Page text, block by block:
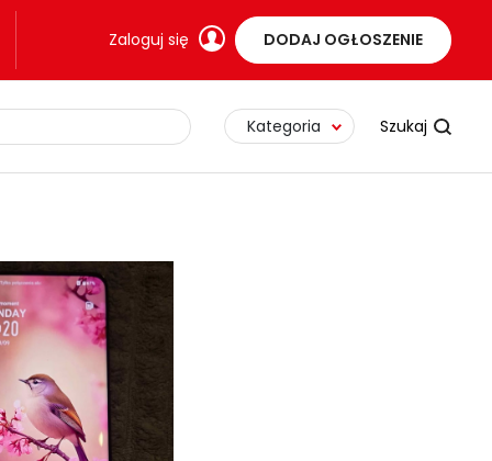
Zaloguj się DODAJ OGŁOSZENIE
Kategoria